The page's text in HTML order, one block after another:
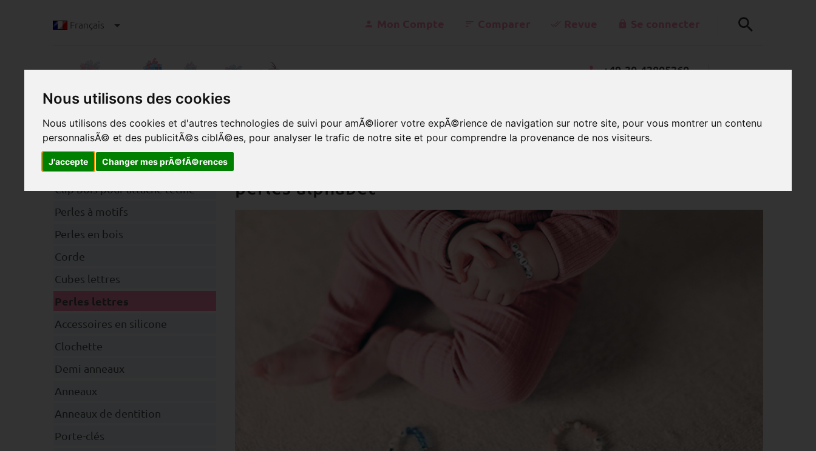
Nous utilisons des cookies
Nous utilisons des cookies et d'autres technologies de suivi pour amÃ©liorer votre expÃ©rience de navigation sur notre site, pour vous montrer un contenu
personnalisÃ© et des publicitÃ©s ciblÃ©es, pour analyser le trafic de notre site et pour comprendre la provenance de nos visiteurs.
J'accepte Changer mes prÃ©fÃ©rences
Français
+49-30-42805260
perles alphabet
Catégories
Clip bois pour attache tétine
Perles à motifs
Perles en bois
Corde
Cubes lettres
Perles lettres
Accessoires en silicone
Clochette
Demi anneaux
Anneaux
Anneaux de dentition
Porte-clés